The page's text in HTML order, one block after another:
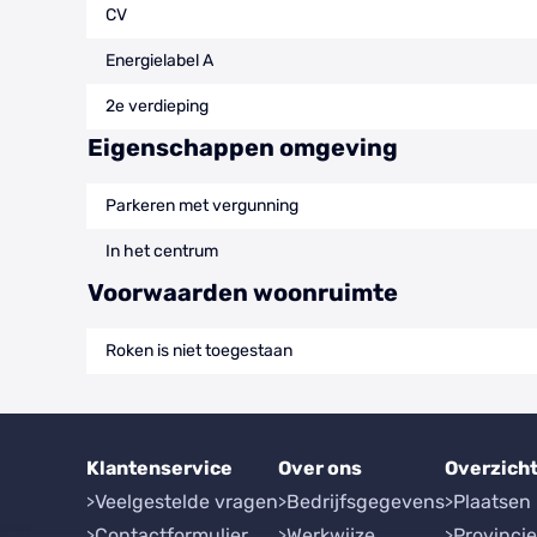
CV
Energielabel A
2e verdieping
Eigenschappen omgeving
Parkeren met vergunning
In het centrum
Voorwaarden woonruimte
Roken is niet toegestaan
Klantenservice
Veelgestelde vragen
Over ons
Bedrijfsgegevens Plaatsen